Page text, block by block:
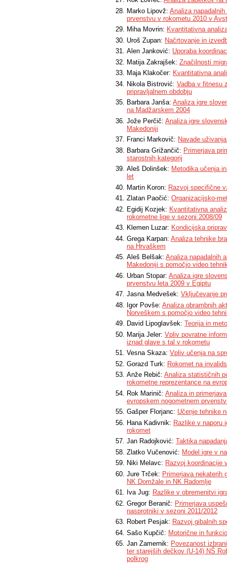
Marko Lipovž: Analiza
prvenstvu v rokometu 2010 v
Miha Movrin: Kvantitativna
Uroš Zupan: Načrtovanje in
Alen Janković: Uporaba
Matija Zakrajšek: Značilnosti
Maja Klakočer: Kvantitativna
Nikola Bistrović: Vadba v fitnesu
pripravljalnem obdobju
Barbara Janša: Analiza igre
na Madžarskem 2004
Jože Perčič: Analiza igre
Makedoniji
Franci Markovič: Navade
Barbara Grižančič: Primerjava
starostnih kategorij
Aleš Dolinšek: Metodika učenja
let
Martin Koron: Razvoj specifične
Zlatan Paočić: Organizacijsko-
Egidij Kozjek: Kvantitativna
rokometne lige v sezoni 2008/09
Klemen Luzar: Kondicijska
Grega Karpan: Analiza tehnike
na Hrvaškem
Aleš Belšak: Analiza napadalnih
Makedoniji s pomočjo video
Urban Stopar: Analiza igre
prvenstvu leta 2009 v Egiptu
Jasna Medvešek: Vključevanje
Igor Povše: Analiza obrambnih
Norveškem s pomočjo video
David Lipoglavšek: Teorija in
Marija Jeler: Vpliv povratne
iznad glave s tal v rokometu
Vesna Skaza: Vpliv učenja na
Gorazd Turk: Rokomet na
Anže Rebič: Analiza statističnih
rokometne reprezentance na
Rok Marinič: Analiza in
evropskem nogometnem
Gašper Florjanc: Učenje tehnike
Hana Kadivnik: Razlike v naporu
rokomet
Jan Radojković: Taktika
Zlatko Vučenović: Model igre v
Niki Melavc: Razvoj koordinacije
Jure Trček: Primerjava nekaterih
NK Domžale in NK Radomlje
Iva Jug: Razlike v obremenitvi
Gregor Beranič: Primerjava
nasprotniki v sezoni 2011/2012
Robert Pesjak: Razvoj gibalnih
Sašo Kupčič: Motorične in
Jan Zamernik: Povezanost
ter starejših dečkov (U-14) NŠ
polkrog